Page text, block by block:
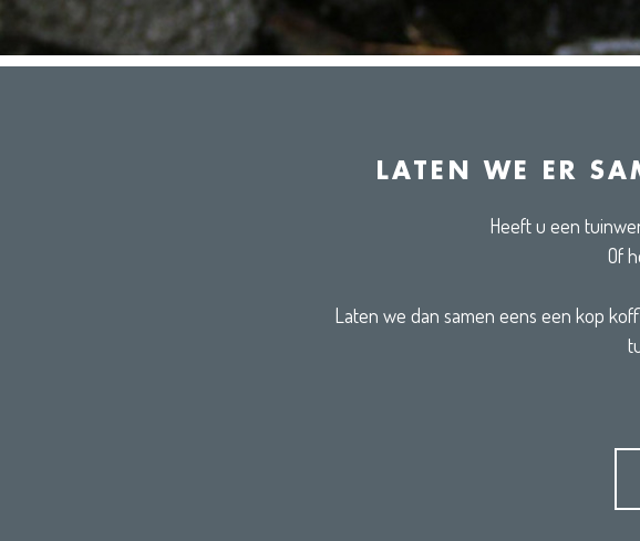
LATEN WE ER
Heeft u een
Of
Laten we dan samen eens een kop